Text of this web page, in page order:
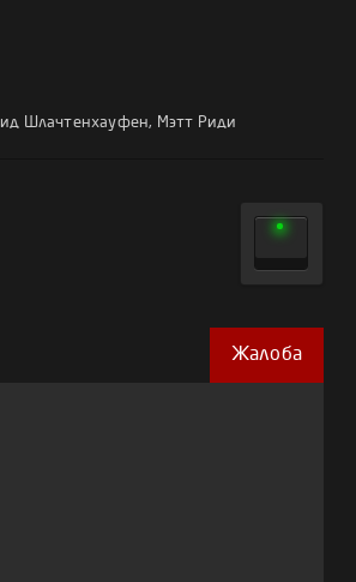
Шлачтенхауфен, Мэтт Риди
Жалоба